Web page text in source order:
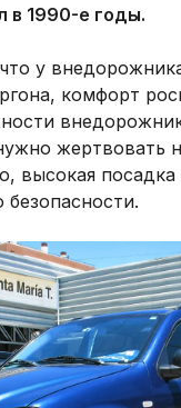
в 1990-е годы.
у
комфорт
жертвовать
высокая
безопасности.